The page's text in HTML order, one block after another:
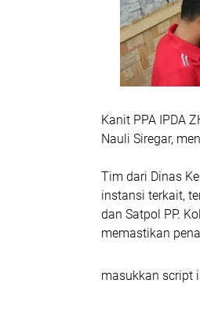
Kanit PPA IPDA
Nauli Siregar,
Tim dari Dinas
instansi terkait,
dan Satpol PP.
memastikan
masukkan script